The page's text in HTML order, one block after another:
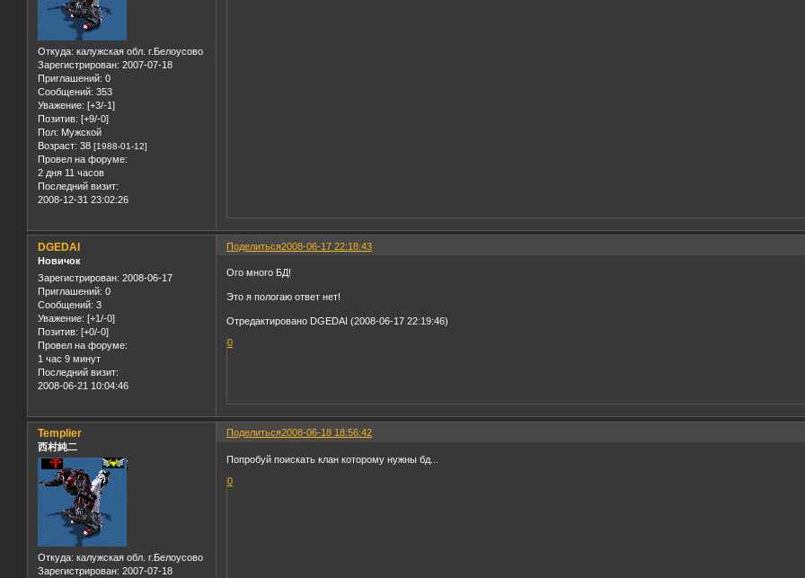
Откуда: калужская обл. г.Белоусово
Зарегистрирован: 2007-07-18
Приглашений: 0
Сообщений: 353
Уважение: [+3/-1]
Позитив: [+9/-0]
Пол: Мужской
Возраст: 38 [1988-01-12]
Провел на форуме:
2 дня 11 часов
Последний визит:
2008-12-31 23:02:26
Поделиться2008-06-17 22:18:43
DGEDAI
Новичок
Зарегистрирован: 2008-06-17
Приглашений: 0
Сообщений: 3
Уважение: [+1/-0]
Позитив: [+0/-0]
Провел на форуме:
1 час 9 минут
Последний визит:
2008-06-21 10:04:46
Ого много БД!
Это я пологаю ответ нет!
Отредактировано DGEDAI (2008-06-17 22:19:46)
0
Поделиться2008-06-18 18:56:42
Templier
西村純二
Откуда: калужская обл. г.Белоусово
Зарегистрирован: 2007-07-18
Попробуй поискать клан которому нужны бд...
0